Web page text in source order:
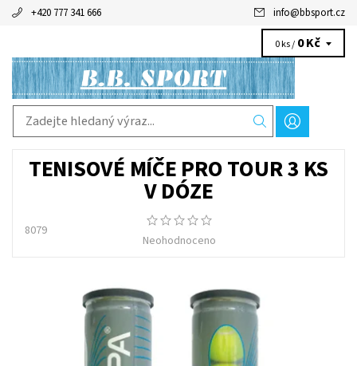
+420 777 341 666 info@bbsport.cz
0 ks / 0 Kč
TENISOVÉ MÍČE PRO TOUR 3 KS
V DÓZE
8079
Neohodnoceno